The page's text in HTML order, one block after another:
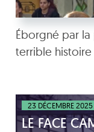
Éborgné par
terrible
23 DÉCEMBRE
LE FACE